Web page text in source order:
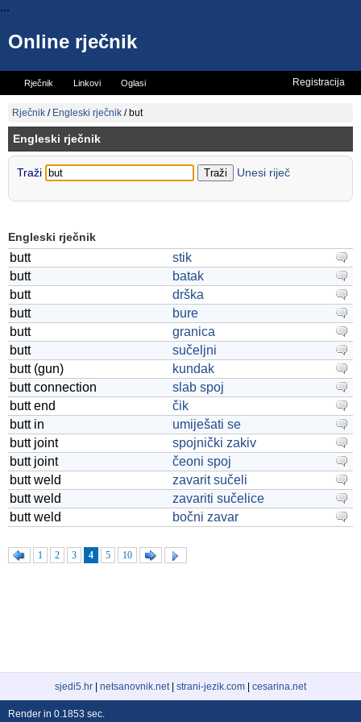
...
Online rječnik
Rječnik Linkovi Oglasi
Vicevi Mini rječnik
Registracija
Rječnik / Engleski rječnik / but
Engleski rječnik
Traži Unesi riječ
Engleski rječnik
butt
stik
butt
batak
butt
drška
butt
bure
butt
granica
butt
sučeljni
butt (gun)
kundak
butt connection
slab spoj
butt end
čik
butt in
umiješati se
butt joint
spojnički zakiv
butt joint
čeoni spoj
butt weld
zavarit sučeli
butt weld
zavariti sučelice
butt weld
bočni zavar
1 2 3 4 5 10
sjedi5.hr netsanovnik.net| strani-jezik.com cesarina.net
Render in 0.1853 sec.